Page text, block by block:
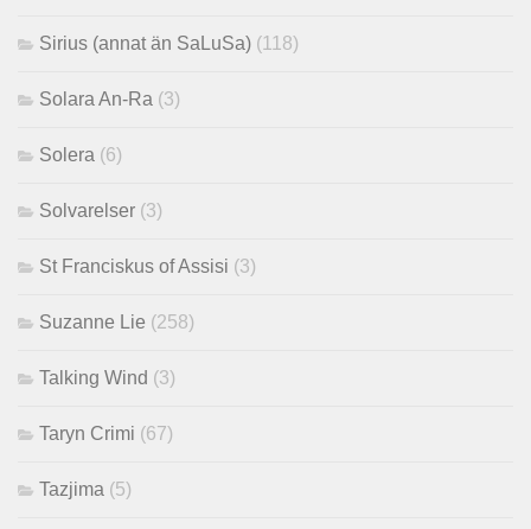
Sirius (annat än SaLuSa) (118)
Solara An-Ra (3)
Solera (6)
Solvarelser (3)
St Franciskus of Assisi (3)
Suzanne Lie (258)
Talking Wind (3)
Taryn Crimi (67)
Tazjima (5)